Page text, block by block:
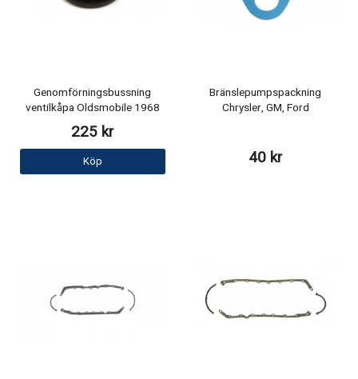
Genomförningsbussning
ventilkåpa Oldsmobile 1968
225 kr
Köp
Bränslepumpspackning
Chrysler, GM, Ford
40 kr